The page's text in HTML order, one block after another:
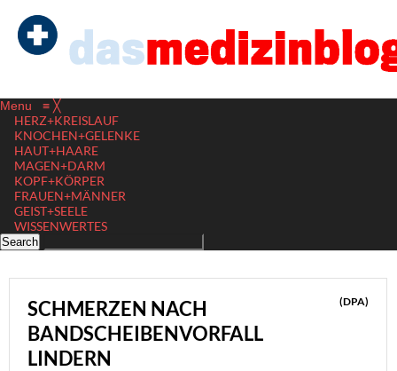
Menu ≡ ╳
HERZ+KREISLAUF
KNOCHEN+GELENKE
HAUT+HAARE
MAGEN+DARM
KOPF+KÖRPER
FRAUEN+MÄNNER
GEIST+SEELE
WISSENWERTES
SCHMERZEN NACH
BANDSCHEIBENVORFALL
LINDERN
(DPA)